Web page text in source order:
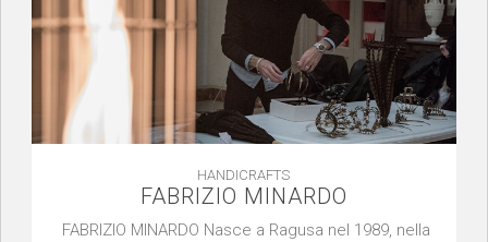
HANDICRAFTS
FABRIZIO MINARDO
FABRIZIO MINARDO Nasce a Ragusa nel 1989, nella